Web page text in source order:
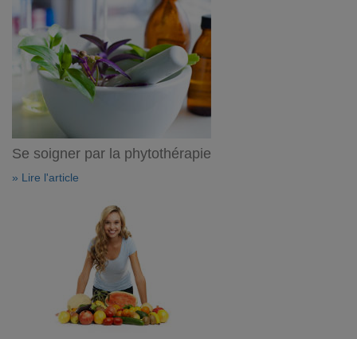
Se soigner par la phytothérapie
» Lire l'article